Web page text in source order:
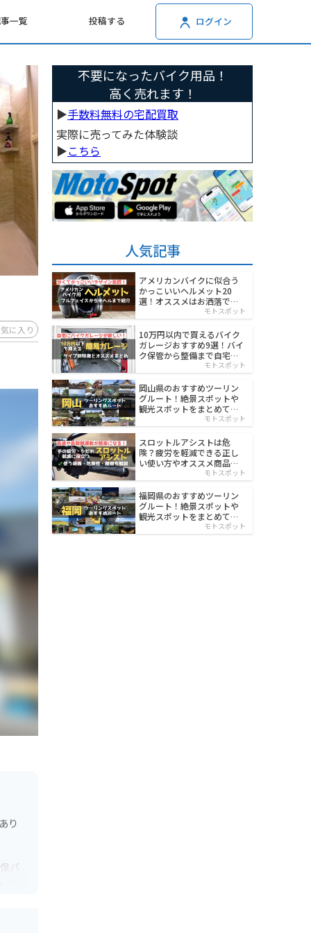
一覧 投稿する ログイン
に入り
り
バ
不要になったバイク用品！
高く売れます！
▶︎手数料無料の宅配買取
実際に売ってみた体験談
▶︎こちら
人気記事
アメリカンバイクに似合う
かっこいいヘルメット20
選！オススメはお洒落でワ
モトスポット
10万円以内で買えるバイク
ガレージおすすめ9選！バイ
ク保管から整備まで自宅で
モトスポット
岡山県のおすすめツーリン
グルート！絶景スポットや
観光スポットをまとめて紹
モトスポット
スロットルアシストは危
険？疲労を軽減できる正し
い使い方やオススメ商品を
モトスポット
福岡県のおすすめツーリン
グルート！絶景スポットや
観光スポットをまとめて紹
モトスポット